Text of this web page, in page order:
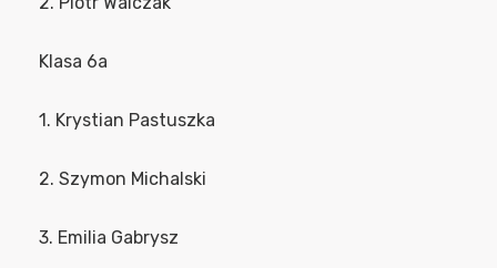
Klasa 6a
1. Krystian Pastuszka
2. Szymon Michalski
3. Emilia Gabrysz